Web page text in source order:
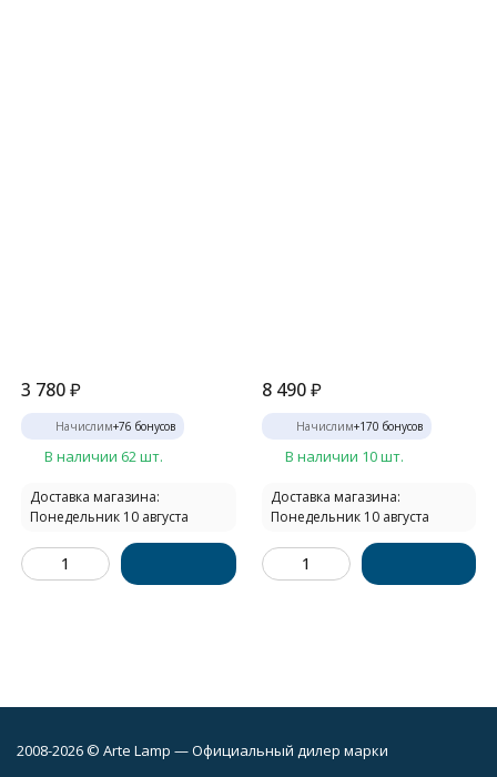
3 780₽
Начислим+76 бонусов
В наличии 62 шт.
Доставка магазина:
Понедельник 10 августа
8 490 ₽
Начислим+170 бонусов
В наличии 10 шт.
Доставка магазина:
Понедельник 10 августа
2008-2026 © Arte Lamp — Официальный дилер марки